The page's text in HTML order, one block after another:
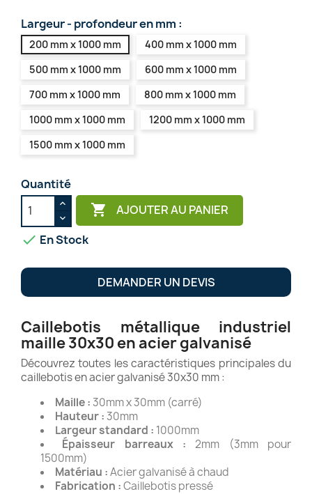
Largeur - profondeur en mm :
200 mm x 1000 mm
400 mm x 1000 mm
500 mm x 1000 mm
600 mm x 1000 mm
700 mm x 1000 mm
800 mm x 1000 mm
1000 mm x 1000 mm
1200 mm x 1000 mm
1500 mm x 1000 mm
Quantité
 AJOUTER AU PANIER
 En Stock
DEMANDER UN DEVIS
Caillebotis métallique industriel
maille 30x30 en acier galvanisé
Découvrez toutes les caractéristiques principales du
caillebotis en acier galvanisé 30x30 mm :
Maille :30mm x 30mm (carré)
Hauteur :30mm
Largeur standard : 1000mm
Épaisseur barreaux : 2mm (3mm pour
1500mm)
Matériau :Acier galvanisé à chaud
Fabrication :Caillebotis pressé